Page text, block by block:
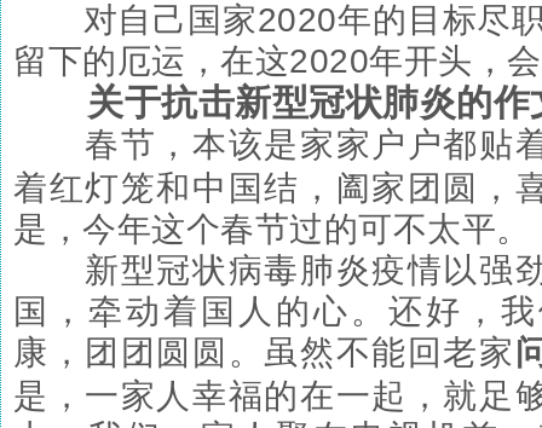
对自己国家2020年的目标尽职
留下的厄运，在这2020年开头，
关于抗击新型冠状肺炎的作
春节，本该是家家户户都贴
着红灯笼和中国结，阖家团圆，
是，今年这个春节过的可不太平。
新型冠状病毒肺炎疫情以强
国，牵动着国人的心。还好，
康，团团圆圆。虽然不能回老家
是，一家人幸福的在一起，就足